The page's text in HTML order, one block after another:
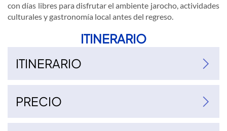
con días libres para disfrutar el ambiente jarocho, actividades
culturales y gastronomía local antes del regreso.
ITINERARIO
ITINERARIO
PRECIO